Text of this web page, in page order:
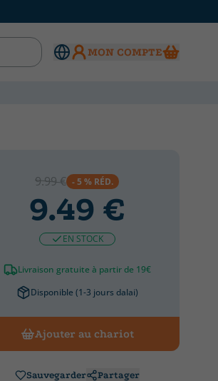
MON COMPTE
9.99 € - 5 % RÉD.
9.49 €
EN STOCK
Livraison gratuite à partir de 19€
Disponible (1-3 jours dalai)
Ajouter au chariot
Sauvegarder Partager